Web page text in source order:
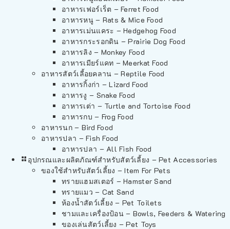
อาหารเฟอร์เร็ต – Ferret Food
อาหารหนู – Rats & Mice Food
อาหารเม่นแคระ – Hedgehog Food
อาหารกระรอกดิน – Prairie Dog Food
อาหารลิง – Monkey Food
อาหารเมียร์แคท – Meerkat Food
อาหารสัตว์เลี้อยคลาน – Reptile Food
อาหารกิ้งก่า – Lizard Food
อาหารงู – Snake Food
อาหารเต่า – Turtle and Tortoise Food
อาหารกบ – Frog Food
อาหารนก – Bird Food
อาหารปลา – Fish Food
อาหารปลา – All Fish Food
อุปกรณและผลิตภัณฑ์สำหรับสัตว์เลี้ยง – Pet Accessories
ของใช้สำหรับสัตว์เลี้ยง – Item For Pets
ทรายแฮมสเตอร์ – Hamster Sand
ทรายแมว – Cat Sand
ห้องน้ำสัตว์เลี้ยง – Pet Toilets
ชามและเครื่องป้อน – Bowls, Feeders & Watering
ของเล่นสัตว์เลี้ยง – Pet Toys